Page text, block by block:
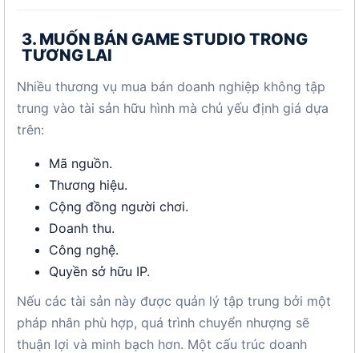
3. MUỐN BÁN GAME STUDIO TRONG
TƯƠNG LAI
Nhiều thương vụ mua bán doanh nghiệp không tập
trung vào tài sản hữu hình mà chủ yếu định giá dựa
trên:
Mã nguồn.
Thương hiệu.
Cộng đồng người chơi.
Doanh thu.
Công nghệ.
Quyền sở hữu IP.
Nếu các tài sản này được quản lý tập trung bởi một
pháp nhân phù hợp, quá trình chuyển nhượng sẽ
thuận lợi và minh bạch hơn. Một cấu trúc doanh